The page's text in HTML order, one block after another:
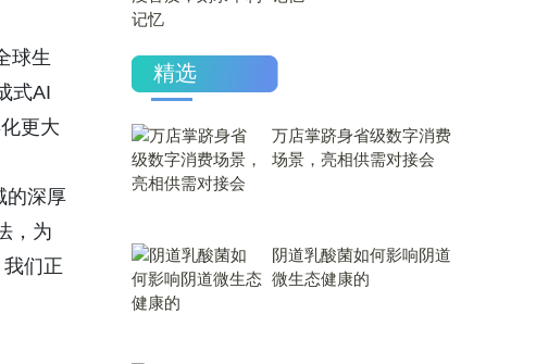
球生
式AI
更大
的深厚
，为
们正
精选
万店掌跻身省级数字消费
场景，亮相供需对接会
​阴道乳酸菌如何影响阴道
微生态健康的